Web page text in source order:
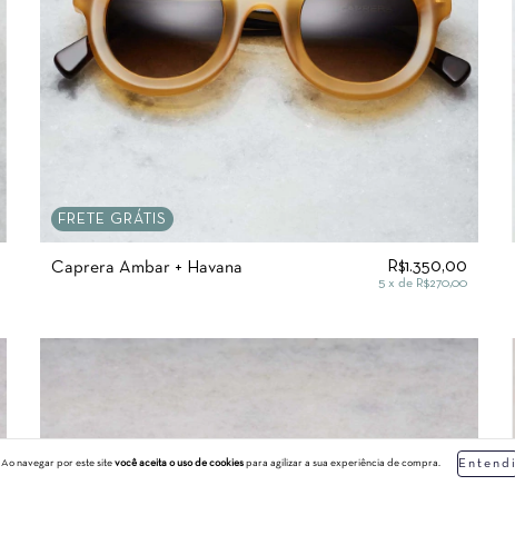
Ao navegar por este site você aceita o uso de cookiespara agilizar a sua experiência de compra. Entendi
FRETE GRÁTIS
Caprera Âmbar + Havana R$1.350,00
5 x de R$270,00